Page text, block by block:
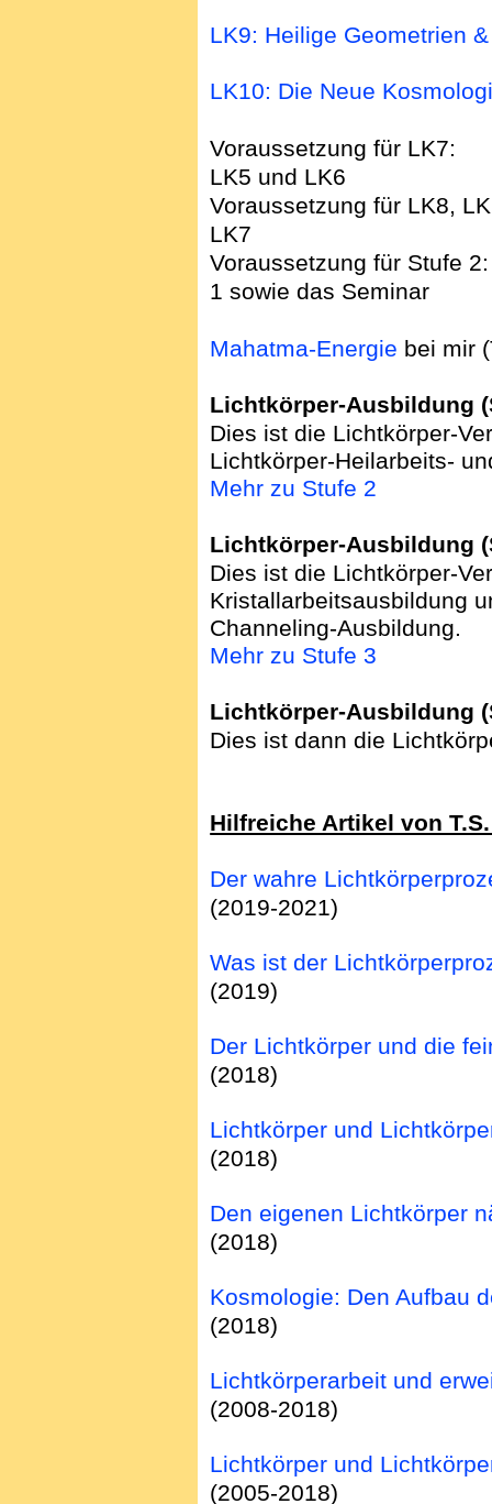
LK9: Heilige Geometrien
LK10: Die Neue
Voraussetzung für
LK5 und LK6
Voraussetzung für LK8,
LK7
Voraussetzung für
1sowie das Seminar
Mahatma-Energie bei mir
Lichtkörper-Ausbildung
Dies ist die Lichtkörper-
Lichtkörper-Heilarbeits-
Mehr zu Stufe 2
Lichtkörper-Ausbildung
Dies ist die Lichtkörper-
Kristallarbeitsausbildung
Channeling-Ausbildung.
Mehr zu Stufe 3
Lichtkörper-Ausbildung
Dies ist dann die
Hilfreiche Artikel von
Der wahre
(2019-2021)
Was ist der
(2019)
Der Lichtkörper und die
(2018)
Lichtkörper und
(2018)
Den eigenen Lichtkörper
(2018)
Kosmologie: Den Aufbau
(2018)
Lichtkörperarbeit und
(2008-2018)
Lichtkörper und
(2005-2018)